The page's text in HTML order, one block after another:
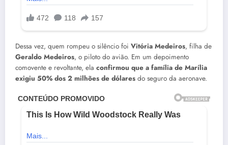
Dessa vez, quem rompeu o silêncio foi Vitória Medeiros, filha de
Geraldo Medeiros, o piloto do avião. Em um depoimento
comovente e revoltante, ela confirmou que a família de Marília
exigiu 50% dos 2 milhões de dólares do seguro da aeronave.